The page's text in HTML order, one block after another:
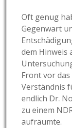
Oft genug
Gegenwart
dem Hinweis
Front vor
Verständnis
endlich Dr.
zu einem
aufräumte.